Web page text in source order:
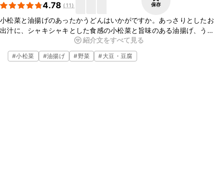
4.78 (11) 保存
小松菜と油揚げのあったかうどんはいかがですか。あっさりとしたお
出汁に、シャキシャキとした食感の小松菜と旨味のある油揚げ、うど
んが絡んでおいしいですよ。ぜひお試しください。
紹介文をすべて見る
#小松菜 #油揚げ #野菜 #大豆・豆腐